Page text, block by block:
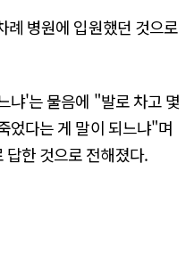
례 병원에 입원했던 것으로
냐'는 물음에 "발로 차고 몇
었다는 게 말이 되느냐"며
답한 것으로 전해졌다.